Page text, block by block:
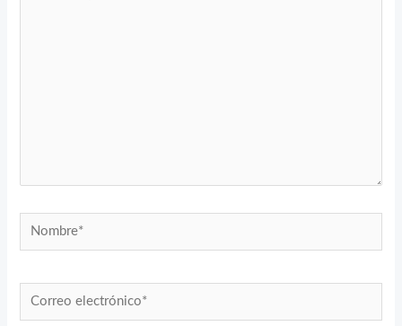
Nombre*
Correo
electrónico*